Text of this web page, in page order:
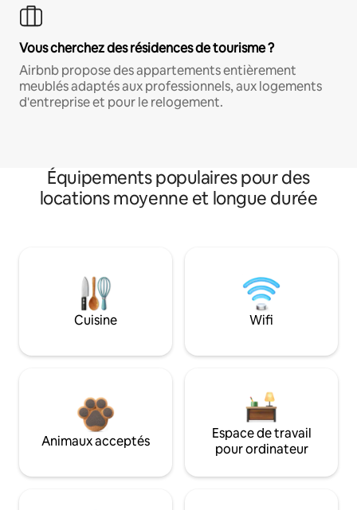
Vous cherchez des résidences de tourisme ?
Airbnb propose des appartements entièrement
meublés adaptés aux professionnels, aux logements
d'entreprise et pour le relogement.
Équipements populaires pour des
locations moyenne et longue durée
Cuisine Wifi
Animaux acceptés
Espace de travail
pour ordinateur